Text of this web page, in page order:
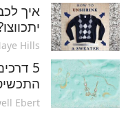
איך
Hills
5
Ebert